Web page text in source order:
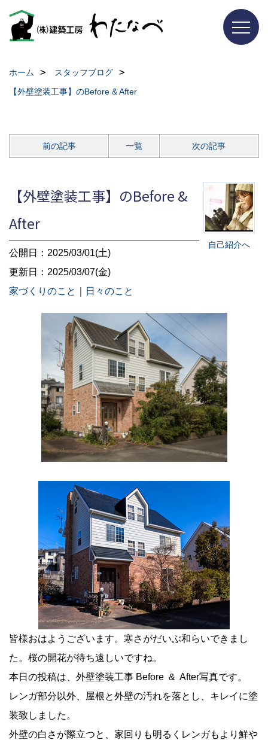
ホーム
スタッフブログ
【外壁塗装工事】のBefore & After
前の記事 一覧 次の記事
自己紹介へ
【外壁塗装工事】のBefore &
After
公開日：2025/03/01(土)
更新日：2025/03/07(金)
家づくりのこと
日々のこと
皆様おはようございます。寒さがだいぶ和らいできまし
た。桜の開花が待ち遠しいですね。
本日の投稿は、外壁塗装工事 Before & After写真です。
レンガ部分以外、屋根と外壁の汚れを落とし、キレイに塗
装致しました。
外壁の白さが際立つと、家回りも明るくレンガもより鮮や